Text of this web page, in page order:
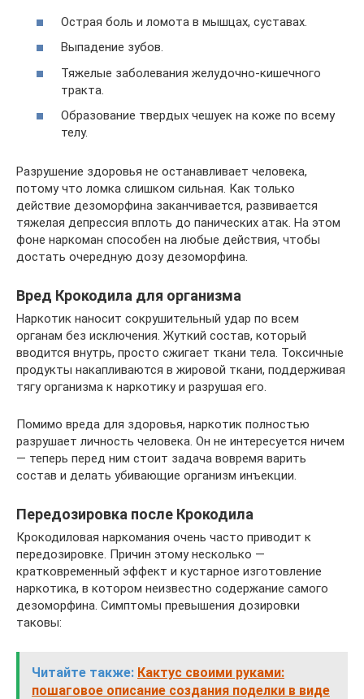
Острая боль и ломота в мышцах, суставах.
Выпадение зубов.
Тяжелые заболевания желудочно-кишечного
тракта.
Образование твердых чешуек на коже по всему
телу.
Разрушение здоровья не останавливает человека,
потому что ломка слишком сильная. Как только
действие дезоморфина заканчивается, развивается
тяжелая депрессия вплоть до панических атак. На этом
фоне наркоман способен на любые действия, чтобы
достать очередную дозу дезоморфина.
Вред Крокодила для организма
Наркотик наносит сокрушительный удар по всем
органам без исключения. Жуткий состав, который
вводится внутрь, просто сжигает ткани тела. Токсичные
продукты накапливаются в жировой ткани, поддерживая
тягу организма к наркотику и разрушая его.
Помимо вреда для здоровья, наркотик полностью
разрушает личность человека. Он не интересуется ничем
— теперь перед ним стоит задача вовремя варить
состав и делать убивающие организм инъекции.
Передозировка после Крокодила
Крокодиловая наркомания очень часто приводит к
передозировке. Причин этому несколько —
кратковременный эффект и кустарное изготовление
наркотика, в котором неизвестно содержание самого
дезоморфина. Симптомы превышения дозировки
таковы:
Читайте также: Кактус своими руками:
пошаговое описание создания поделки в виде